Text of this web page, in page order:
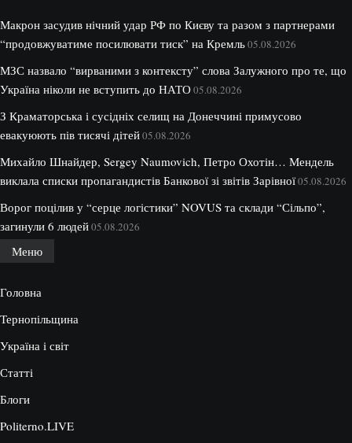
Макрон засудив нічний удар РФ по Києву та разом з партнерами
“продовжуватиме посилювати тиск” на Кремль05.08.2026
МЗС назвало “вирваними з контексту” слова Залужного про те, що
Україна ніколи не вступить до НАТО05.08.2026
З Краматорська і сусідніх селищ на Донеччині примусово
евакуюють пів тисячі дітей05.08.2026
Михайло Шнайдер, Sergey Naumovich, Петро Охотін… Мендель
виклала списки пропагандистів Банкової зі звітів Зарівної05.08.2026
Ворог поцілив у “серце логістики” NOVUS та склади “Сільпо”,
загинули 6 людей05.08.2026
Меню
Головна
Тернопільщина
Україна і світ
Статті
Блоги
Politerno.LIVE